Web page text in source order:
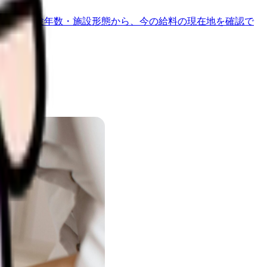
域・経験年数・施設形態から、今の給料の現在地を確認で